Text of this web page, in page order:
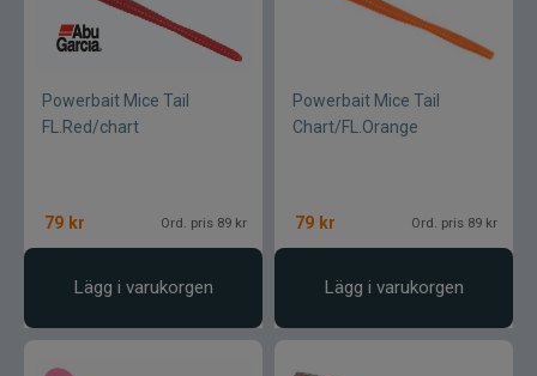
Powerbait Mice Tail
FL.Red/chart
79 kr Ord. pris 89 kr
Lägg i varukorgen
Powerbait Mice Tail
Chart/FL.Orange
79 kr Ord. pris 89 kr
Lägg i varukorgen